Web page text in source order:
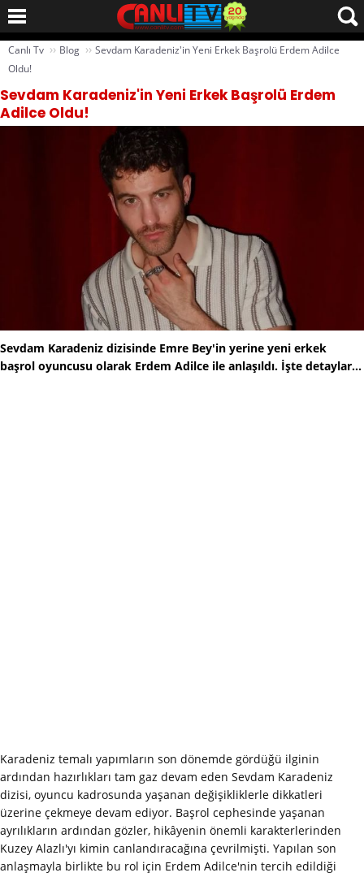
Canlı Tv ›› Blog ›› Sevdam Karadeniz'in Yeni Erkek Başrolü Erdem Adilce
Oldu!
Sevdam Karadeniz'in Yeni Erkek Başrolü Erdem
Adilce Oldu!
Sevdam Karadeniz dizisinde Emre Bey'in yerine yeni erkek
başrol oyuncusu olarak Erdem Adilce ile anlaşıldı. İşte detaylar...
Karadeniz temalı yapımların son dönemde gördüğü ilginin
ardından hazırlıkları tam gaz devam eden Sevdam Karadeniz
dizisi, oyuncu kadrosunda yaşanan değişikliklerle dikkatleri
üzerine çekmeye devam ediyor. Başrol cephesinde yaşanan
ayrılıkların ardından gözler, hikâyenin önemli karakterlerinden
Kuzey Alazlı'yı kimin canlandıracağına çevrilmişti. Yapılan son
anlaşmayla birlikte bu rol için Erdem Adilce'nin tercih edildiği